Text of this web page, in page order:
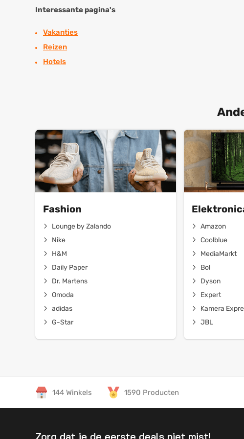
Interessante pagina's
Vakanties
Reizen
Hotels
Fashion
Lounge by Zalando
Nike
H&M
Daily Paper
Dr. Martens
Omoda
adidas
G-Star
Amazon
Coolblue
MediaMarkt
Bol
Dyson
Expert
Kamera
JBL
144 Winkels 1590 Producten
Zorg dat je de eerste deals niet mist!